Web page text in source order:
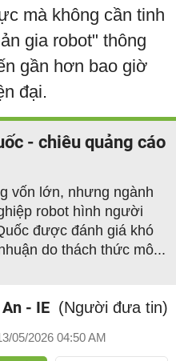
mà không cần tinh
gia robot" thông
gần hơn bao giờ
đại.
- chiêu quảng cáo
vốn lớn, nhưng ngành
robot hình người
được đánh giá khó
do thách thức mô...
- IE (Người đưa tin)
05/2026 04:50 AM